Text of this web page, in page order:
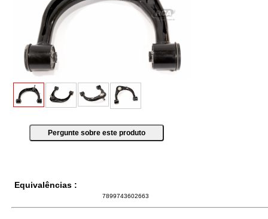
Equivalências :
7899743602663